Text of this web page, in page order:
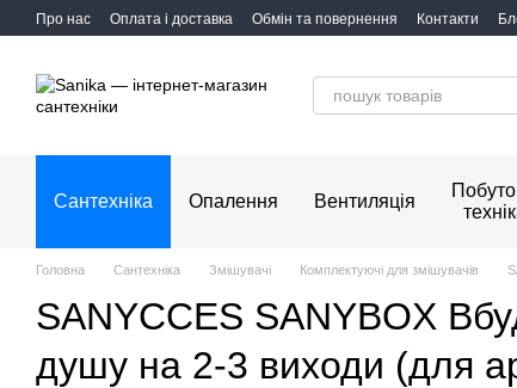
Перейти до основного контенту
Про нас Оплата і доставка Обмін та повернення Контакти
Сантехніка Опалення Вентиляція
Головна Сантехніка Змішувачі Комплектуючі для змішувачів
SANYCCES SANYBOX
душу на 2-3 виходи (для